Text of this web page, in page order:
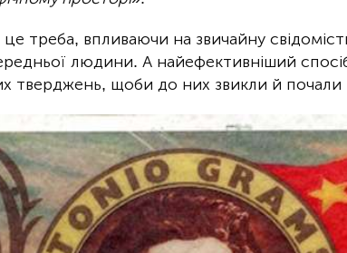
треба, впливаючи на звичайну
людини. А найефективніший
тверджень, щоби до них звикли й